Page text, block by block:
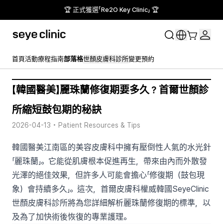
🏆 正式獲選「Re2O Key Clinic」 🏆
首頁活動療程指南部落格世顏皮膚科診所變更預約
【韓國醫美】麗珠蘭修復期要多久？首爾世顏診
所縮短鼓包期的秘訣
2026-04-13 • Patient Resources & Tips
韓國醫美江南區的美容皮膚科中擁有壓倒性人氣的水光針
「麗珠蘭」。它能從肌膚根本促進再生，帶來由內而外散發
光澤的絕佳效果，但許多人可能會擔心「修復期（鼓包現
象）會持續多久」。這次，首爾皮膚科權威韓國SeyeClinic
世顏皮膚科診所將為您詳細解析麗珠蘭修復期的標準，以
及為了加快術後恢復的專業護理。